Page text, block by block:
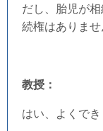
だし、胎児が
続権はありませ
教授：
はい、よくでき